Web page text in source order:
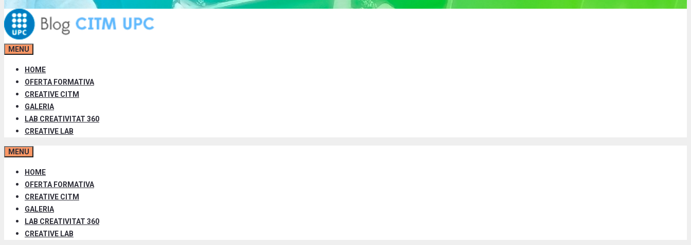
MENU
HOME
OFERTA FORMATIVA
CREATIVE CITM
GALERIA
LAB CREATIVITAT 360
CREATIVE LAB
MENU
HOME
OFERTA FORMATIVA
CREATIVE CITM
GALERIA
LAB CREATIVITAT 360
CREATIVE LAB